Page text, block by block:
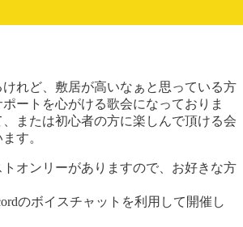
れど、敷居が高いなぁと思っている方
ートを心がける歌会になっておりま
または初心者の方に楽しんで頂ける会
す。
オンリーがありますので、お好きな方
のボイスチャットを利用して開催し